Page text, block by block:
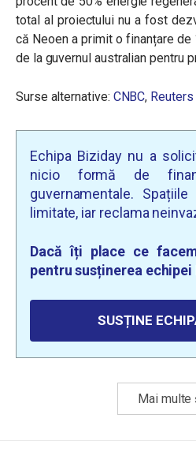
total al proiectului nu a fost
că Neoen a primit o finanțare
de la guvernul australian pentru
Surse alternative: CNBC, Reuters
Echipa Biziday nu a
nicio formă de
guvernamentale.
limitate, iar reclama
Dacă îți place ce
pentru susținerea echipei
SUSȚINE
Mai multe